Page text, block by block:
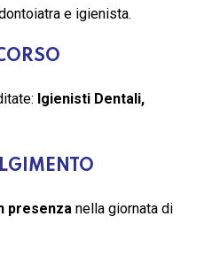
e igienista.
Igienisti Dentali,
presenza nella giornata di